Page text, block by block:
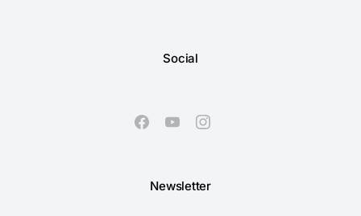
Social
Newsletter